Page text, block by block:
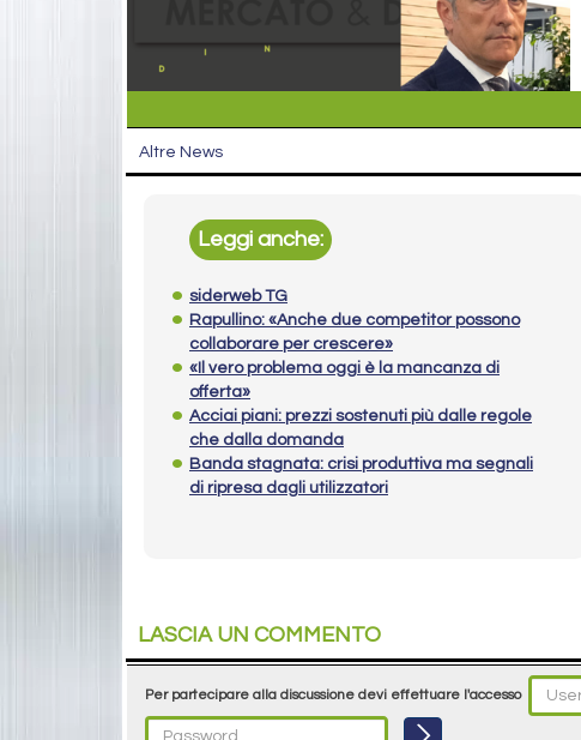
Altre News
Leggi anche:
siderweb TG
Rapullino: «Anche due competitor possono
collaborare per crescere»
«Il vero problema oggi è la mancanza di
offerta»
Acciai piani: prezzi sostenuti più dalle regole
che dalla domanda
Banda stagnata: crisi produttiva ma segnali
di ripresa dagli utilizzatori
LASCIA UN COMMENTO
Per partecipare alla discussione devi effettuare l'accesso